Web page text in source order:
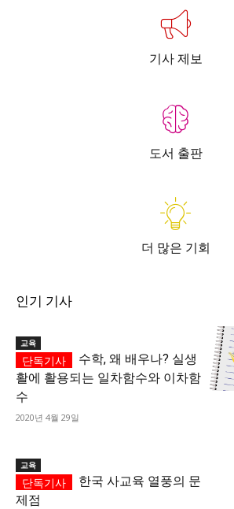
기사 제보
도서 출판
더 많은 기회
인기 기사
교육
수학, 왜 배우나? 실생
활에 활용되는 일차함수와 이차함
수
2020년 4월 29일
교육
한국 사교육 열풍의 문
제점